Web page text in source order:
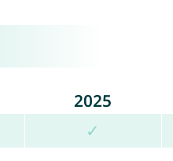
2025
✓